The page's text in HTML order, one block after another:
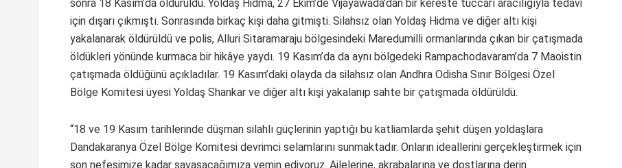
sonra 18 Kasım’da öldürüldü. Yoldaş Hidma, 27 Ekim’de Vijayawada’dan bir kereste tüccarı aracılığıyla tedavi
için dışarı çıkmıştı. Sonrasında birkaç kişi daha gitmişti. Silahsız olan Yoldaş Hidma ve diğer altı kişi
yakalanarak öldürüldü ve polis, Alluri Sitaramaraju bölgesindeki Maredumilli ormanlarında çıkan bir çatışmada
öldükleri yönünde kurmaca bir hikâye yaydı. 19 Kasım’da da aynı bölgedeki Rampachodavaram’da 7 Maoistin
çatışmada öldüğünü açıkladılar. 19 Kasım’daki olayda da silahsız olan Andhra Odisha Sınır Bölgesi Özel
Bölge Komitesi üyesi Yoldaş Shankar ve diğer altı kişi yakalanıp sahte bir çatışmada öldürüldü.
“18 ve 19 Kasım tarihlerinde düşman silahlı güçlerinin yaptığı bu katliamlarda şehit düşen yoldaşlara
Dandakaranya Özel Bölge Komitesi devrimci selamlarını sunmaktadır. Onların ideallerini gerçekleştirmek için
son nefesimize kadar savaşacağımıza yemin ediyoruz. Ailelerine, akrabalarına ve dostlarına derin